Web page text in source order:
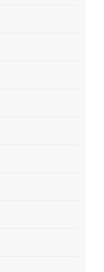
Conheça alguns
Dominar o
de modo que
como ensinar. Daí a
Através de